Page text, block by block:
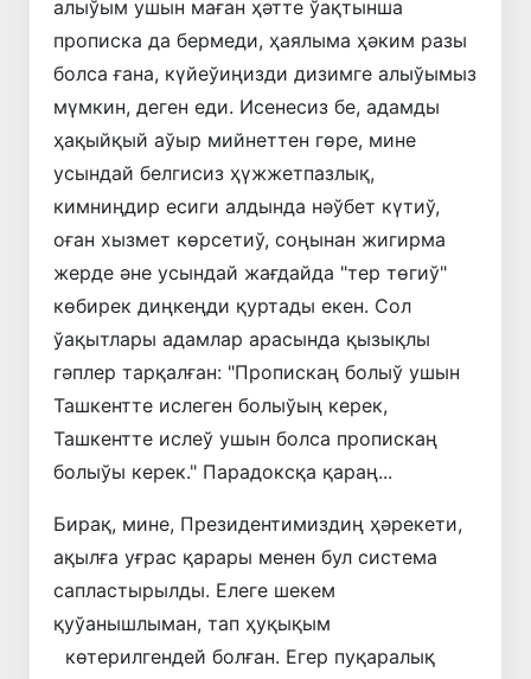
алыўым ушын маған ҳәтте ўақтынша
прописка да бермеди, ҳаялыма ҳәким разы
болса ғана, күйеўиңизди дизимге алыўымыз
мүмкин, деген еди. Исенесиз бе, адамды
ҳақыйқый аўыр мийнеттен гөре, мине
усындай белгисиз ҳүжжетпазлық,
кимниңдир есиги алдында нәўбет күтиў,
оған хызмет көрсетиў, соңынан жигирма
жерде әне усындай жағдайда "тер төгиў"
көбирек диңкеңди қуртады екен. Сол
ўақытлары адамлар арасында қызықлы
гәплер тарқалған: "Пропискаң болыў ушын
Ташкентте ислеген болыўың керек,
Ташкентте ислеў ушын болса пропискаң
болыўы керек." Парадоксқа қараң...
Бирақ, мине, Президентимиздиң ҳәрекети,
ақылға уғрас қарары менен бул система
сапластырылды. Елеге шекем
қуўанышлыман, тап ҳуқықым
көтерилгендей болған. Егер пуқаралық